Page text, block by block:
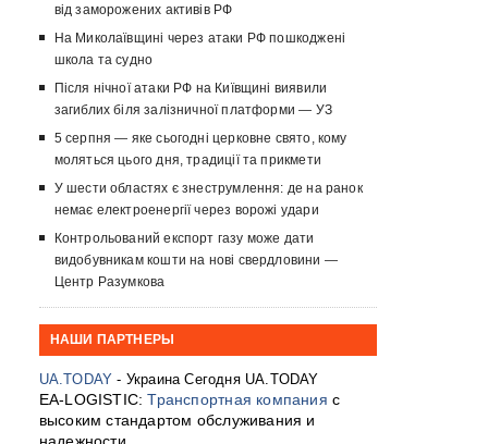
від заморожених активів РФ
На Миколаївщині через атаки РФ пошкоджені
школа та судно
Після нічної атаки РФ на Київщині виявили
загиблих біля залізничної платформи — УЗ
5 серпня — яке сьогодні церковне свято, кому
моляться цього дня, традиції та прикмети
У шести областях є знеструмлення: де на ранок
немає електроенергії через ворожі удари
Контрольований експорт газу може дати
видобувникам кошти на нові свердловини —
Центр Разумкова
НАШИ ПАРТНЕРЫ
UA.TODAY - Украина Сегодня UA.TODAY
EA-LOGISTIC:Транспортная компания с
высоким стандартом обслуживания и